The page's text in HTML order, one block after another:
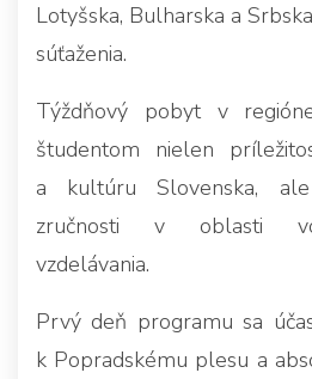
Lotyšska, Bulharska a
súťaženia.
Týždňový pobyt v
študentom nielen
a kultúru Slovenska,
zručnosti v oblasti
vzdelávania.
Prvý deň programu sa
k Popradskému plesu a